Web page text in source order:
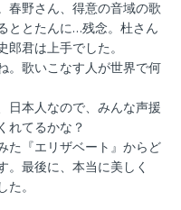
野さん、得意の音域の歌
ととたんに…残念。杜さん
君は上手でした。
。歌いこなす人が世界で何
日本人なので、みんな声援
れてるかな？
た『エリザベート』からど
。最後に、本当に美しく
。